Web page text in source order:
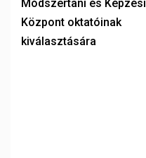
Módszertani és Képzési
Központ oktatóinak
kiválasztására